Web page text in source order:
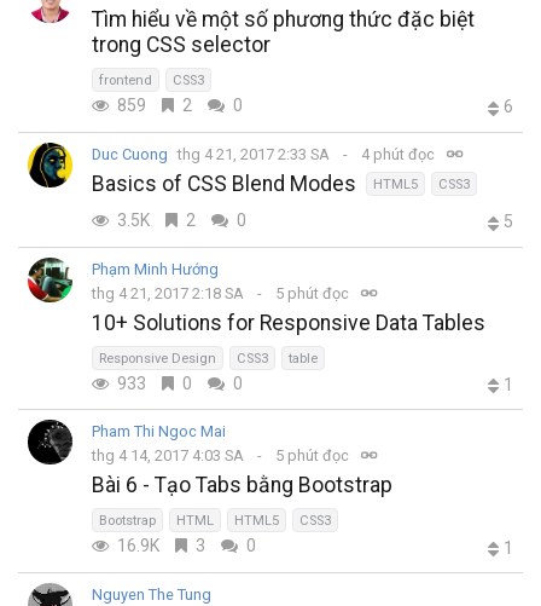
Tìm hiểu về một số phương thức đặc biệt
trong CSS selector
frontend CSS3
859 2 0 6
Duc Cuong thg 4 21, 2017 2:33 SA 4 phút đọc
Basics of CSS Blend Modes HTML5 CSS3
3.5K 2 0 5
Phạm Minh Hướng
thg 4 21, 2017 2:18 SA
5 phút đọc
10+ Solutions for Responsive Data Tables
Responsive Design CSS3 table
933 0 0 1
Pham Thi Ngoc Mai
thg 4 14, 2017 4:03 SA
5 phút đọc
Bài 6 - Tạo Tabs bằng Bootstrap
Bootstrap HTML HTML5 CSS3
16.9K 3 0 1
Nguyen The Tung